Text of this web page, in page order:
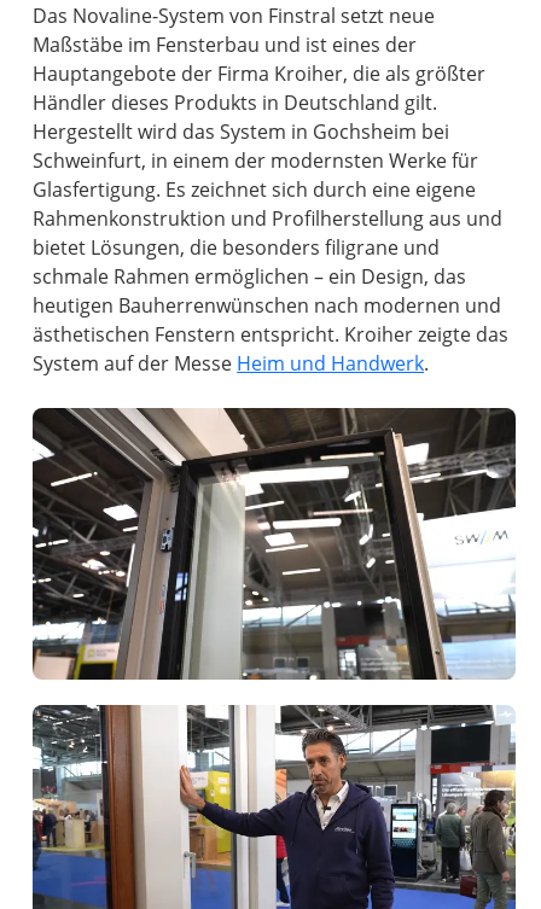
Das Novaline-System von Finstral setzt neue
Maßstäbe im Fensterbau und ist eines der
Hauptangebote der Firma Kroiher, die als größter
Händler dieses Produkts in Deutschland gilt.
Hergestellt wird das System in Gochsheim bei
Schweinfurt, in einem der modernsten Werke für
Glasfertigung. Es zeichnet sich durch eine eigene
Rahmenkonstruktion und Profilherstellung aus und
bietet Lösungen, die besonders filigrane und
schmale Rahmen ermöglichen – ein Design, das
heutigen Bauherrenwünschen nach modernen und
ästhetischen Fenstern entspricht. Kroiher zeigte das
System auf der Messe Heim und Handwerk.